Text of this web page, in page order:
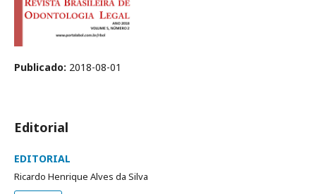
Publicado: 2018-08-01
Editorial
EDITORIAL
Ricardo Henrique Alves da Silva